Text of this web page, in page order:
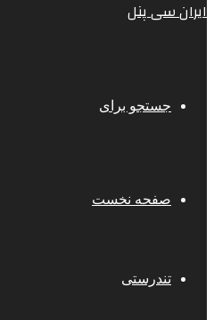
ایران سی پنل
جستجو برای
صفحه نخست
تندرستی